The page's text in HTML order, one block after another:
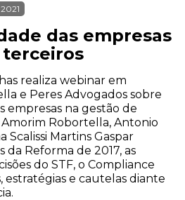
das empresas
terceiros
realiza webinar em
e Peres Advogados sobre
empresas na gestão de
Amorim Robortella, Antonio
Scalissi Martins Gaspar
da Reforma de 2017, as
do STF, o Compliance
estratégias e cautelas diante